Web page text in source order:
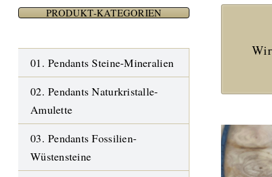
PRODUKT-KATEGORIEN
01. Pendants Steine-Mineralien
02. Pendants Naturkristalle-
Amulette
03. Pendants Fossilien-
Wüstensteine